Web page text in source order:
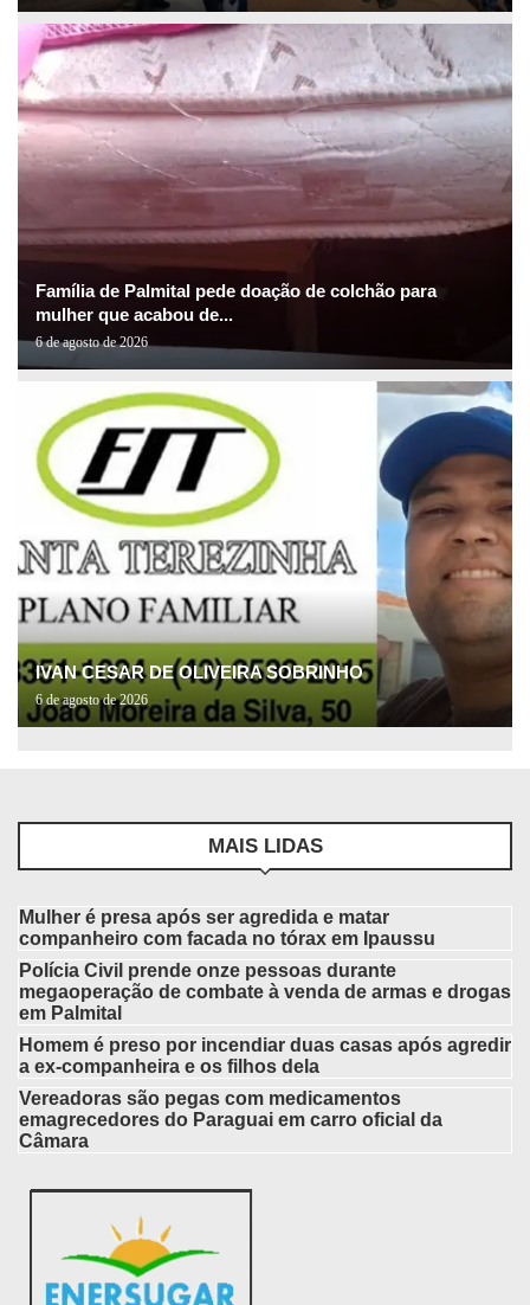
Família de Palmital pede doação de colchão para
mulher que acabou de...
6 de agosto de 2026
IVAN CESAR DE OLIVEIRA SOBRINHO
6 de agosto de 2026
MAIS LIDAS
Mulher é presa após ser agredida e matar
companheiro com facada no tórax em Ipaussu
Polícia Civil prende onze pessoas durante
megaoperação de combate à venda de armas e drogas
em Palmital
Homem é preso por incendiar duas casas após agredir
a ex-companheira e os filhos dela
Vereadoras são pegas com medicamentos
emagrecedores do Paraguai em carro oficial da
Câmara